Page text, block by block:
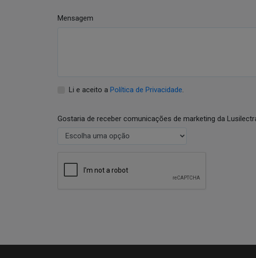
Mensagem
Li e aceito a Política de Privacidade.
Gostaria de receber comunicações de marketing da